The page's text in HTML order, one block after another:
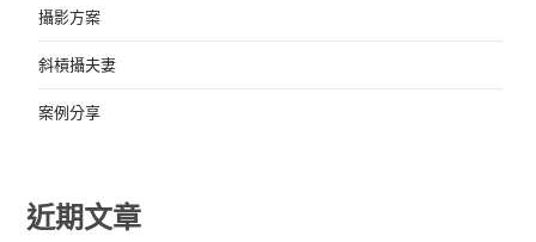
攝影方案
斜槓攝夫妻
案例分享
近期文章